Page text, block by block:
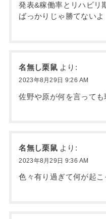
発表&稼働率とリハビリ
ばっかりじゃ勝てないよ
名無し栗鼠 より:
2023年8月29日 9:26 AM
佐野や原が何を言っても
名無し栗鼠 より:
2023年8月29日 9:36 AM
色々有り過ぎて何が起こ